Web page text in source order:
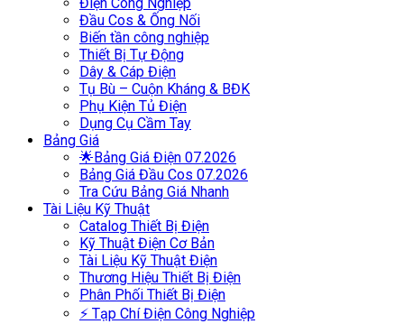
Đầu Cos & Ống Nối
Biến tần công nghiệp
Thiết Bị Tự Động
Dây & Cáp Điện
Tụ Bù – Cuộn Kháng & BĐK
Phụ Kiện Tủ Điện
Dụng Cụ Cầm Tay
Bảng Giá
🌟Bảng Giá Điện 07.2026
Bảng Giá Đầu Cos 07.2026
Tra Cứu Bảng Giá Nhanh
Tài Liệu Kỹ Thuật
Catalog Thiết Bị Điện
Kỹ Thuật Điện Cơ Bản
Tài Liệu Kỹ Thuật Điện
Thương Hiệu Thiết Bị Điện
Phân Phối Thiết Bị Điện
⚡ Tạp Chí Điện Công Nghiệp